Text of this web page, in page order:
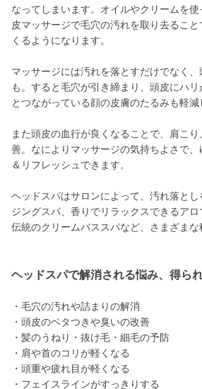
なってしまいます。オイルやクリームを
皮マッサージで毛穴の汚れを取り去るこ
くるようになります。
マッサージには汚れを落とすだけでなく
も。すると毛穴が引き締まり、頭皮にハ
とつながっている顔の皮膚のたるみも軽減
また頭皮の血行が良くなることで、肩こ
善。なによりマッサージの気持ちよさで
＆リフレッシュできます。
ヘッドスパはサロンによって、汚れ落と
ジングスパ、香りでリラックスできるア
伝統のクリームバススパなど、さまざまな
ヘッドスパで解消される悩み、得ら
・毛穴の汚れや詰まりの解消
・頭皮のベタつきや臭いの改善
・髪のうねり・抜け毛・細毛の予防
・肩や首のコリが軽くなる
・頭重や疲れ目が軽くなる
・フェイスラインがすっきりする